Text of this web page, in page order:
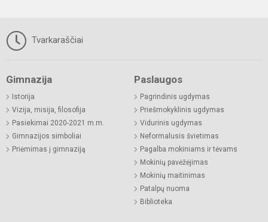
Tvarkaraščiai
Gimnazija
Istorija
Vizija, misija, filosofija
Pasiekimai 2020-2021 m.m.
Gimnazijos simboliai
Priėmimas į gimnaziją
Paslaugos
Pagrindinis ugdymas
Priešmokyklinis ugdymas
Vidurinis ugdymas
Neformalusis švietimas
Pagalba mokiniams ir tėvams
Mokinių pavėžėjimas
Mokinių maitinimas
Patalpų nuoma
Biblioteka